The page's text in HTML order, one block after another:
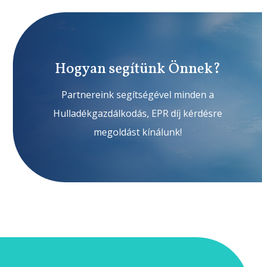
Hogyan segítünk Önnek?
Partnereink segítségével minden a
Hulladékgazdálkodás, EPR díj kérdésre
megoldást kínálunk!